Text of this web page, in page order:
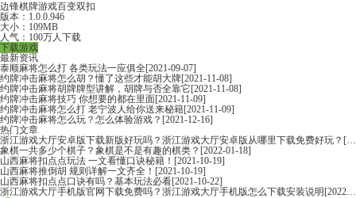
边锋棋牌游戏百变双扣
版本：1.0.0.946
大小：109MB
人气：100万人下载
下载游戏
最新资讯
泰顺麻将怎么打 各类玩法一应俱全[2021-09-07]
约牌冲击麻将怎么胡？懂了这些才能胡大牌[2021-11-08]
约牌冲击麻将胡牌牌型讲解，胡牌与否全靠它[2021-11-08]
约牌冲击麻将技巧 你想要的都在里面[2021-11-09]
约牌冲击麻将怎么打 老宁波人给你送来秘籍[2021-11-09]
约牌冲击麻将怎么玩？怎么体验游戏？ [2021-12-16]
热门文章
浙江游戏大厅安卓版下载新版好玩吗？浙江游戏大厅安卓版从哪里下载免费好玩？ [2022-06-16]
象棋一共多少个棋子？象棋是不是有趣的棋类？ [2022-01-18]
山西麻将扣点点玩法 一文看懂口诀秘籍！ [2021-10-19]
山西麻将推倒胡 规则详解一文齐全！ [2021-10-19]
山西麻将扣点点口诀有吗？基本玩法必看[2021-10-22]
浙江游戏大厅手机版官网下载免费吗？浙江游戏大厅手机版怎么下载安装说明 [2022-06-16]